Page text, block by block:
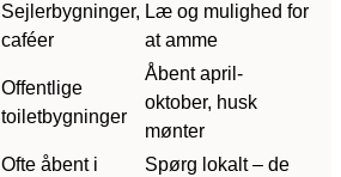
Sejlerbygninger,
caféer
Læ og mulighed for
at amme
Offentlige
toiletbygninger
Åbent april-
oktober, husk
mønter
Ofte åbent i
Spørg lokalt – de